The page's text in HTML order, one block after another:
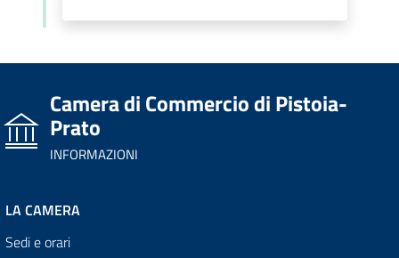
Camera di Commercio di Pistoia-
Prato
INFORMAZIONI
LA CAMERA
Sedi e orari